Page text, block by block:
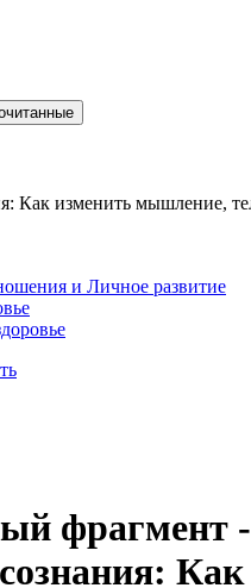
и Личное развитие
фрагмент -
Как